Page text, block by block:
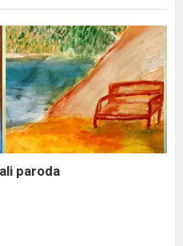
paroda